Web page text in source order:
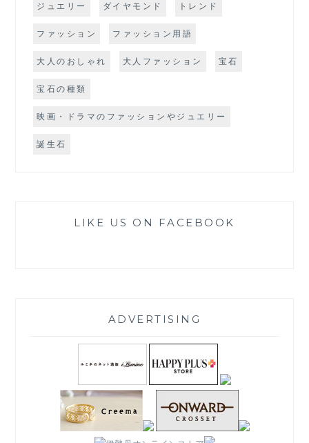
ジュエリー ダイヤモンド トレンド
ファッション ファッション用語
大人のおしゃれ 大人ファッション 宝石
宝石の種類
映画・ドラマのファッションやジュエリー
誕生石
LIKE US ON FACEBOOK
ADVERTISING